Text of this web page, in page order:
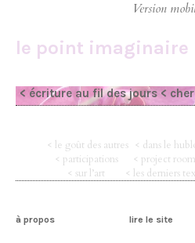
le point imaginaire
< écriture au fil des jours <
< le goût des autres < dans le
< participations
< project room
< sur l’art
< les derniers
à propos lire le site